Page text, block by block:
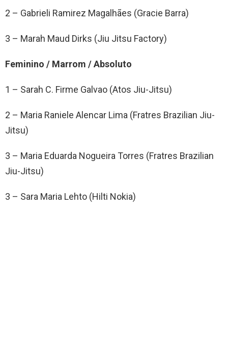
2 – Gabrieli Ramirez Magalhães (Gracie Barra)
3 – Marah Maud Dirks (Jiu Jitsu Factory)
Feminino / Marrom / Absoluto
1 – Sarah C. Firme Galvao (Atos Jiu-Jitsu)
2 – Maria Raniele Alencar Lima (Fratres Brazilian Jiu-
Jitsu)
3 – Maria Eduarda Nogueira Torres (Fratres Brazilian
Jiu-Jitsu)
3 – Sara Maria Lehto (Hilti Nokia)